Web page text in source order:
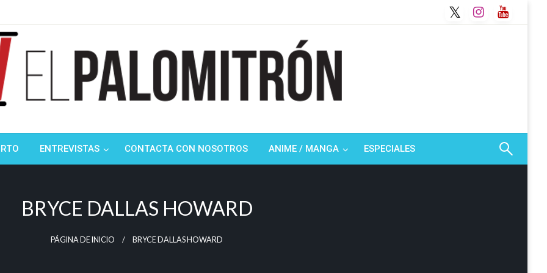
ENTREVISTAS CONTACTA CON NOSOTROS ANIME / MANGA ESPECIALES
BRYCE DALLAS HOWARD
PÁGINA DE INICIO BRYCE DALLAS HOWARD